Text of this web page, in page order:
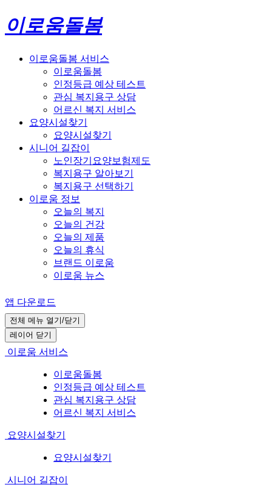
이로움돌봄
이로움돌봄 서비스
이로움돌봄
인정등급 예상 테스트
관심 복지용구 상담
어르신 복지 서비스
요양시설찾기
요양시설찾기
시니어 길잡이
노인장기요양보험제도
복지용구 알아보기
복지용구 선택하기
이로움 정보
오늘의 복지
오늘의 건강
오늘의 제품
오늘의 휴식
브랜드 이로움
이로움 뉴스
앱 다운로드
전체 메뉴 열기/닫기
레이어 닫기
이로움 서비스
이로움돌봄
인정등급 예상 테스트
관심 복지용구 상담
어르신 복지 서비스
요양시설찾기
요양시설찾기
시니어 길잡이